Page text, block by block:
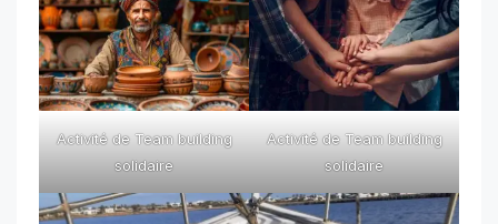
Activité de Team building
solidaire
Activité de Team building
solidaire